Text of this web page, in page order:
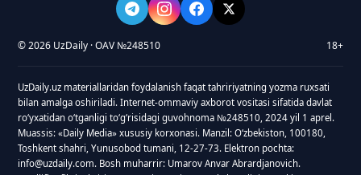
© 2026 UzDaily · OAV №248510 18+
UzDaily.uz materiallaridan foydalanish faqat tahririyatning yozma ruxsati
bilan amalga oshiriladi. Internet-ommaviy axborot vositasi sifatida davlat
roʻyxatidan oʻtganligi toʻgʻrisidagi guvohnoma №248510, 2024 yil 1 aprel.
Muassis: «Daily Media» xususiy korxonasi. Manzil: Oʻzbekiston, 100180,
Toshkent shahri, Yunusobod tumani, 12-27-73. Elektron pochta:
info@uzdaily.com. Bosh muharrir: Umarov Anvar Abrardjanovich.